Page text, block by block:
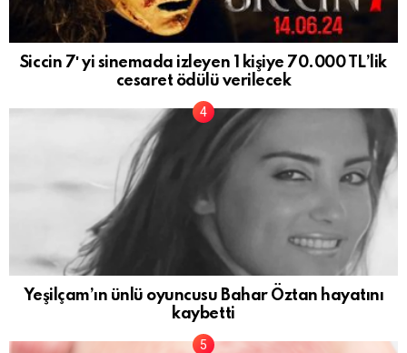
Siccin 7′ yi sinemada izleyen 1 kişiye 70.000 TL’lik
cesaret ödülü verilecek
Yeşilçam’ın ünlü oyuncusu Bahar Öztan hayatını
kaybetti